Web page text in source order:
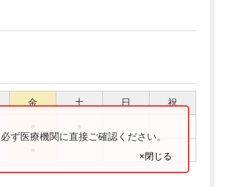
金 土 日 祝
ず医療機関に直接ご確認ください。
×閉じる